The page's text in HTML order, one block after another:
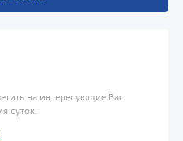
на интересующие Вас
суток.